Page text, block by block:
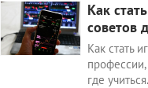
Как
советов
Как стать
где учиться.